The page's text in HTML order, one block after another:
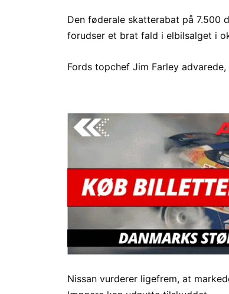
Den føderale skatterabat på 7.500
forudser et brat fald i elbilsalget i
Fords topchef Jim Farley
Nissan vurderer ligefrem, at